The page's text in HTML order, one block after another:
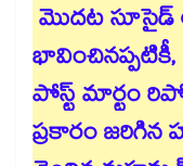
మొదట సూసైడ్
పోస్ట్ మార్టం
ప్రకారం జరిగిన